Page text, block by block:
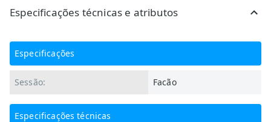
Especificações técnicas e atributos
Especificações
Sessão: Facão
Especificações técnicas